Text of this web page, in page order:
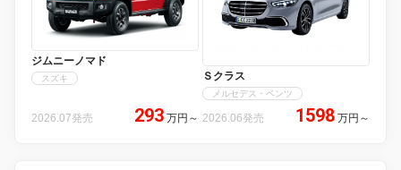
ジムニーノマド
スズキ
2026.07発売 293 万円 ～
Ｓクラス
メルセデス・ベンツ
2026.06発売 1598 万円 ～